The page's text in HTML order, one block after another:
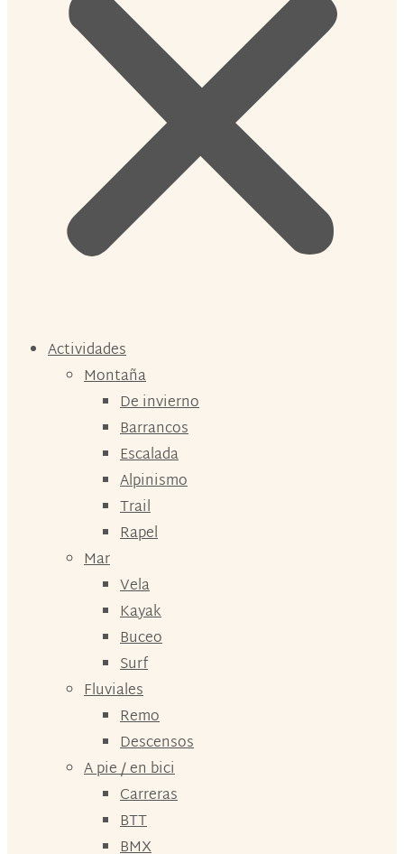
Actividades
Montaña
De invierno
Barrancos
Escalada
Alpinismo
Trail
Rapel
Mar
Vela
Kayak
Buceo
Surf
Fluviales
Remo
Descensos
A pie / en bici
Carreras
BTT
BMX